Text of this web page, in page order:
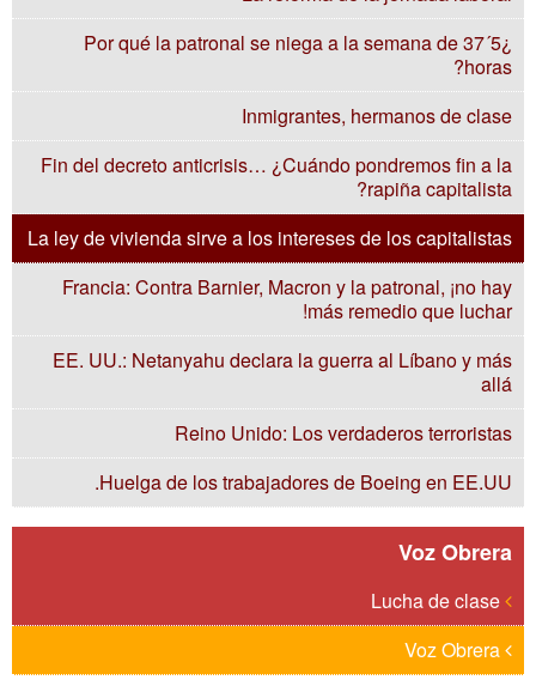
¿Por qué la patronal se niega a la semana de 37´5
horas?
Inmigrantes, hermanos de clase
Fin del decreto anticrisis… ¿Cuándo pondremos fin a la
rapiña capitalista?
La ley de vivienda sirve a los intereses de los capitalistas
Francia: Contra Barnier, Macron y la patronal, ¡no hay
más remedio que luchar!
EE. UU.: Netanyahu declara la guerra al Líbano y más
allá
Reino Unido: Los verdaderos terroristas
Huelga de los trabajadores de Boeing en EE.UU.
Voz Obrera